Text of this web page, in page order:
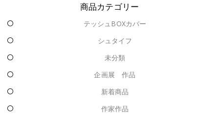
商品カテゴリー
テッシュBOXカバー
シュタイフ
未分類
企画展 作品
新着商品
作家作品